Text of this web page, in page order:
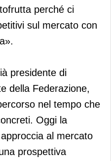
perché ci
sul mercato con
presidente di
della Federazione,
nel tempo che
Oggi la
al mercato
prospettiva